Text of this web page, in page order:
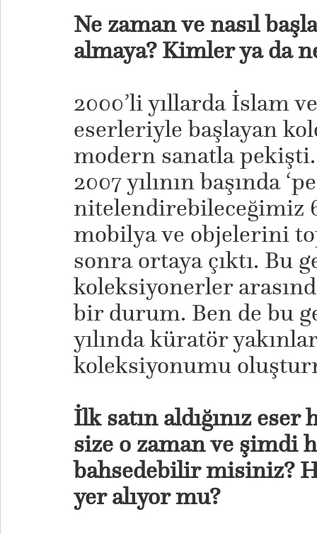
Ne zaman ve nasıl
almaya? Kimler ya da
2000’li yıllarda İslam
eserleriyle başlayan
modern sanatla
2007 yılının başında
nitelendirebileceğimiz
mobilya ve objelerini
sonra ortaya çıktı. Bu
koleksiyonerler
bir durum. Ben de bu
yılında küratör
koleksiyonumu
İlk satın aldığınız
size o zaman ve
bahsedebilir misiniz?
yer alıyor mu?